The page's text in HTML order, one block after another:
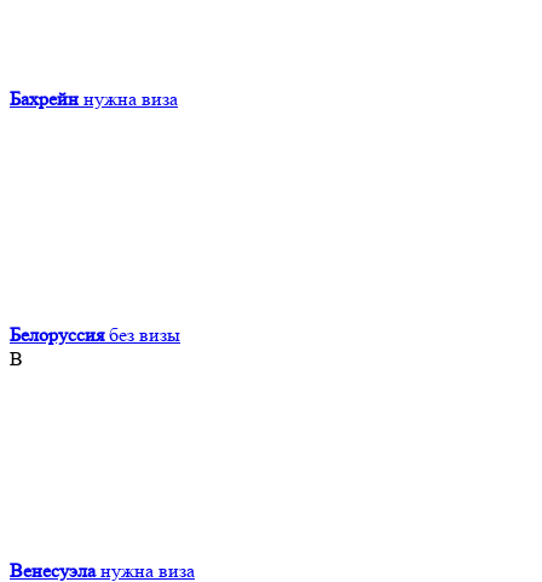
Бахрейн нужна виза
Белоруссия без визы
В
Венесуэла нужна виза